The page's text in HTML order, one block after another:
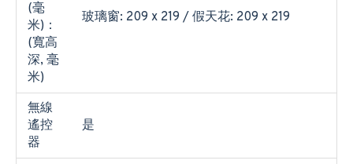
(毫
米)：
(寬高
深, 毫
米)
玻璃窗: 209 x 219 / 假天花: 209 x 219
無線
遙控
器
是